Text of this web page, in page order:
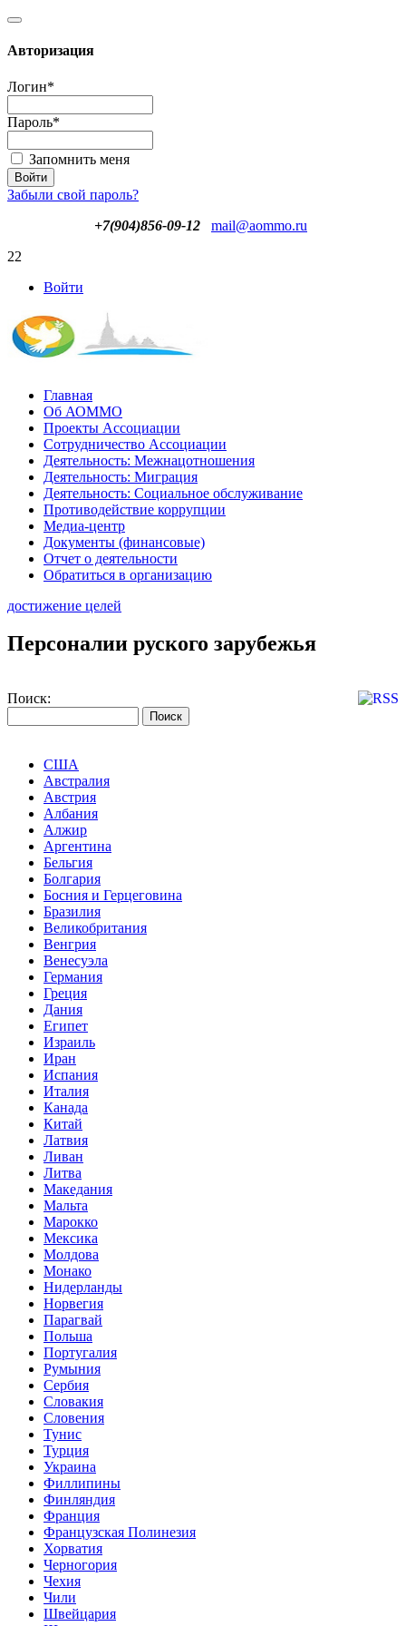
Авторизация
Логин*
Пароль*
Запомнить меня
Забыли свой пароль?
+7(904)856-09-12
mail@aommo.ru
22
Войти
Главная
Об АОММО
Проекты Ассоциации
Сотрудничество Ассоциации
Деятельность: Межнацотношения
Деятельность: Миграция
Деятельность: Социальное обслуживание
Противодействие коррупции
Медиа-центр
Документы (финансовые)
Отчет о деятельности
Обратиться в организацию
достижение целей
Персоналии руского зарубежья
Поиск:
США
Австралия
Австрия
Албания
Алжир
Аргентина
Бельгия
Болгария
Босния и Герцеговина
Бразилия
Великобритания
Венгрия
Венесуэла
Германия
Греция
Дания
Египет
Израиль
Иран
Испания
Италия
Канада
Китай
Латвия
Ливан
Литва
Македания
Мальта
Марокко
Мексика
Молдова
Монако
Нидерланды
Норвегия
Парагвай
Польша
Португалия
Румыния
Сербия
Словакия
Словения
Тунис
Турция
Украина
Филлипины
Финляндия
Франция
Французская Полинезия
Хорватия
Черногория
Чехия
Чили
Швейцария